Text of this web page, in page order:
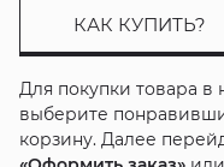
КАК КУПИТЬ?
Для покупки товара в
выберите
корзину. Далее